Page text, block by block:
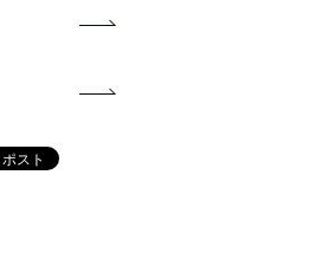
： 7201289
ール
ます。
ー等は触れると変色の原因となります